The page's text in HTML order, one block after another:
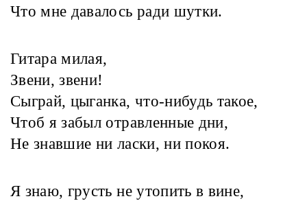
Что мне давалось ради шутки.
Гитара милая,
Звени, звени!
Сыграй, цыганка, что-нибудь такое,
Чтоб я забыл отравленные дни,
Не знавшие ни ласки, ни покоя.
Я знаю, грусть не утопить в вине,